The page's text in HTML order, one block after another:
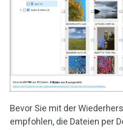
Bevor Sie mit der
empfohlen, die Dateien per